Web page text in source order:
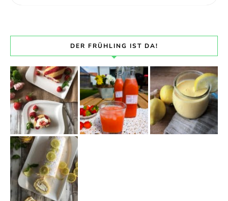
DER FRÜHLING IST DA!